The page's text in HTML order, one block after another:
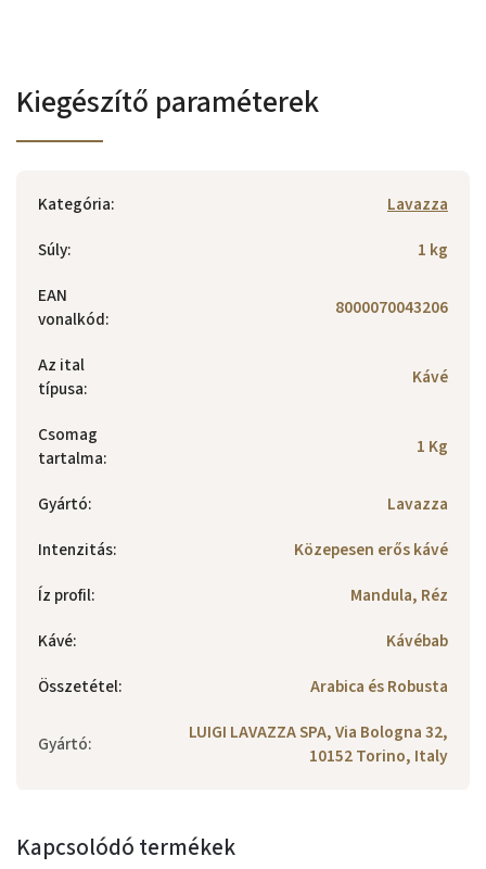
Kiegészítő paraméterek
Kategória:
Lavazza
Súly:
1 kg
EAN
vonalkód: 8000070043206
Az ital
típusa: Kávé
Csomag
tartalma: 1 Kg
Gyártó:
Lavazza
Intenzitás:
Közepesen erős kávé
Íz profil:
Mandula, Réz
Kávé:
Kávébab
Összetétel: Arabica és Robusta
Gyártó:
LUIGI LAVAZZA SPA, Via Bologna 32,
10152 Torino, Italy
Kapcsolódó termékek